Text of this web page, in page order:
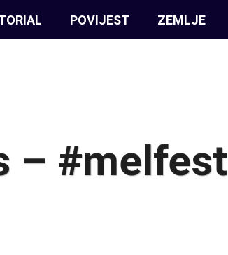
POVIJEST ZEMLJE
– #melfest